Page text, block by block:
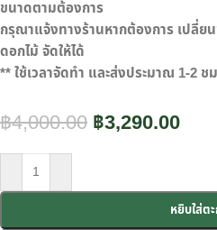
ขนาดตามต้องการ
กรุณาแจ้งทางร้านหากต้องการ เปลี่ย
ดอกไม้ จัดให้ได้
** ใช้เวลาจัดทำ และส่งประมาณ 1-2
฿4,000.00 ฿3,290.00
หยิบใส่ต